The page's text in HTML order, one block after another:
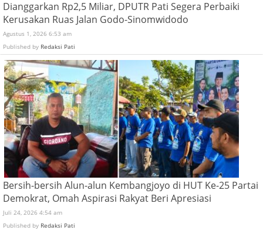
Dianggarkan Rp2,5 Miliar, DPUTR Pati Segera Perbaiki
Kerusakan Ruas Jalan Godo-Sinomwidodo
Agustus 1, 2026 6:53 am
Published by Redaksi Pati
Bersih-bersih Alun-alun Kembangjoyo di HUT Ke-25 Partai
Demokrat, Omah Aspirasi Rakyat Beri Apresiasi
Juli 24, 2026 4:54 am
Published by Redaksi Pati